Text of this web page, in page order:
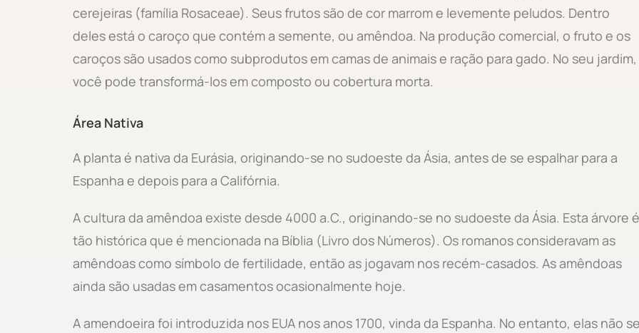
cerejeiras (família Rosaceae). Seus frutos são de cor marrom e levemente peludos. Dentro
deles está o caroço que contém a semente, ou amêndoa. Na produção comercial, o fruto e os
caroços são usados como subprodutos em camas de animais e ração para gado. No seu jardim,
você pode transformá-los em composto ou cobertura morta.
Área Nativa
A planta é nativa da Eurásia, originando-se no sudoeste da Ásia, antes de se espalhar para a
Espanha e depois para a Califórnia.
A cultura da amêndoa existe desde 4000 a.C., originando-se no sudoeste da Ásia. Esta árvore é
tão histórica que é mencionada na Bíblia (Livro dos Números). Os romanos consideravam as
amêndoas como símbolo de fertilidade, então as jogavam nos recém-casados. As amêndoas
ainda são usadas em casamentos ocasionalmente hoje.
A amendoeira foi introduzida nos EUA nos anos 1700, vinda da Espanha. No entanto, elas não